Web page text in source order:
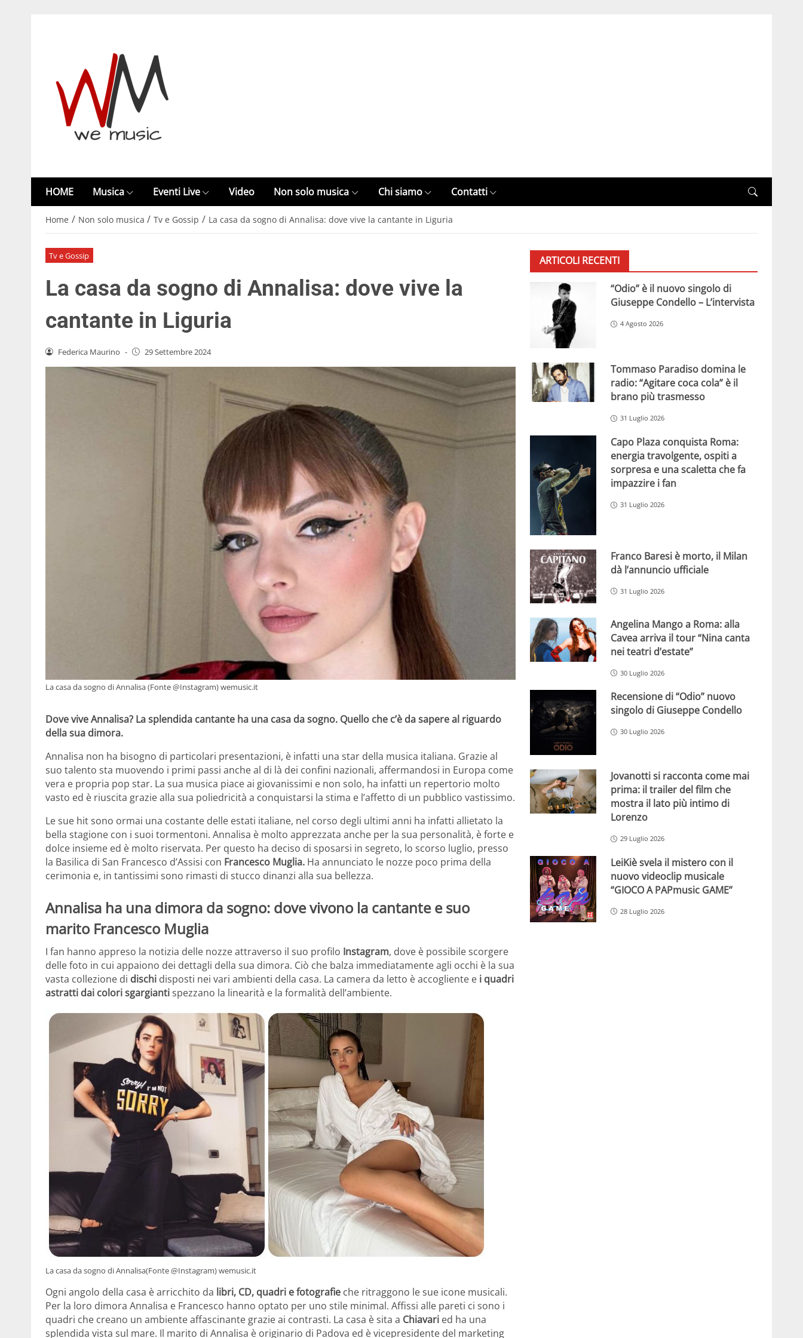
HOME Musica Eventi Live Video Non solo musica Chi siamo Contatti
Home / Non solo musica / Tv e Gossip / La casa da sogno di Annalisa: dove vive la cantante in Liguria
Tv e Gossip
La casa da sogno di Annalisa: dove vive la
cantante in Liguria
Federica Maurino - 29 Settembre 2024
La casa da sogno di Annalisa (Fonte @Instagram) wemusic.it
Dove vive Annalisa? La splendida cantante ha una casa da sogno. Quello che c’è da sapere al riguardo
della sua dimora.
Annalisa non ha bisogno di particolari presentazioni, è infatti una star della musica italiana. Grazie al
suo talento sta muovendo i primi passi anche al di là dei confini nazionali, affermandosi in Europa come
vera e propria pop star. La sua musica piace ai giovanissimi e non solo, ha infatti un repertorio molto
vasto ed è riuscita grazie alla sua poliedricità a conquistarsi la stima e l’affetto di un pubblico vastissimo.
Le sue hit sono ormai una costante delle estati italiane, nel corso degli ultimi anni ha infatti allietato la
bella stagione con i suoi tormentoni. Annalisa è molto apprezzata anche per la sua personalità, è forte e
dolce insieme ed è molto riservata. Per questo ha deciso di sposarsi in segreto, lo scorso luglio, presso
la Basilica di San Francesco d’Assisi con Francesco Muglia. Ha annunciato le nozze poco prima della
cerimonia e, in tantissimi sono rimasti di stucco dinanzi alla sua bellezza.
Annalisa ha una dimora da sogno: dove vivono la cantante e suo
marito Francesco Muglia
I fan hanno appreso la notizia delle nozze attraverso il suo profilo Instagram, dove è possibile scorgere
delle foto in cui appaiono dei dettagli della sua dimora. Ciò che balza immediatamente agli occhi è la sua
vasta collezione di dischi disposti nei vari ambienti della casa. La camera da letto è accogliente e i quadri
astratti dai colori sgargiantispezzano la linearità e la formalità dell’ambiente.
La casa da sogno di Annalisa(Fonte @Instagram) wemusic.it
Ogni angolo della casa è arricchito da libri, CD, quadri e fotografie che ritraggono le sue icone musicali.
Per la loro dimora Annalisa e Francesco hanno optato per uno stile minimal. Affissi alle pareti ci sono i
quadri che creano un ambiente affascinante grazie ai contrasti. La casa è sita a Chiavari ed ha una
splendida vista sul mare. Il marito di Annalisa è originario di Padova ed è vicepresidente del marketing
ARTICOLI RECENTI
“Odio” è il nuovo singolo di
Giuseppe Condello – L’intervista
4 Agosto 2026
Tommaso Paradiso domina le
radio: “Agitare coca cola” è il
brano più trasmesso
31 Luglio 2026
Capo Plaza conquista Roma:
energia travolgente, ospiti a
sorpresa e una scaletta che fa
impazzire i fan
31 Luglio 2026
Franco Baresi è morto, il Milan
dà l’annuncio ufficiale
31 Luglio 2026
Angelina Mango a Roma: alla
Cavea arriva il tour “Nina canta
nei teatri d’estate”
30 Luglio 2026
Recensione di “Odio” nuovo
singolo di Giuseppe Condello
30 Luglio 2026
Jovanotti si racconta come mai
prima: il trailer del film che
mostra il lato più intimo di
Lorenzo
29 Luglio 2026
LeiKiè svela il mistero con il
nuovo videoclip musicale
“GIOCO A PAPmusic GAME”
28 Luglio 2026